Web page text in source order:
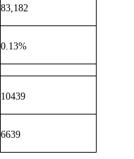
83,182
0.13%
10439
6639